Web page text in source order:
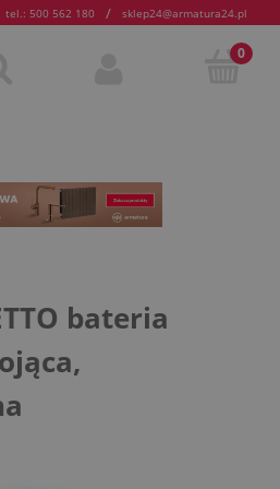
tel.: 500 562 180 / sklep24@armatura24.pl
bateria